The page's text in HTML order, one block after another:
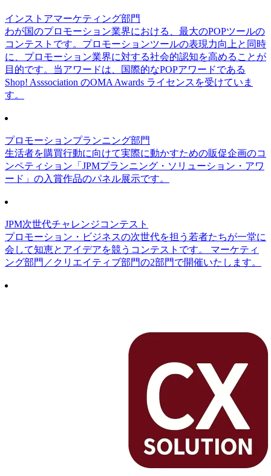
インストアマーケティング部門
わが国のプロモーション業界における、最大のPOPツールの
コンテストです。プロモーションツールの表現力向上と同時
に、プロモーション業界に対する社会的認知を高めることが
目的です。当アワードは、国際的なPOPアワードである
Shop! Asssociation のOMA Awards ライセンスを受けていま
す。
プロモーションプランニング部門
生活者を購買行動に向けて実際に動かすための販促企画のコ
ンペティション「JPMプランニング・ソリューション・アワ
ード」の入賞作品のパネル展示です。
JPM次世代チャレンジコンテスト
プロモーション・ビジネスの次世代を担う若者たちが一堂に
会して知恵とアイデアを競うコンテストです。 マーケティ
ング部門／クリエイティブ部門の2部門で開催いたします。